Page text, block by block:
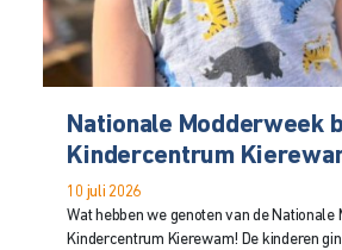
Nationale Modderweek
Kindercentrum
10 juli 2026
Wat hebben we genoten van de Nationale
Kindercentrum Kierewam! De kinderen